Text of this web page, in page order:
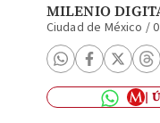
MILENIO
Ciudad de México /